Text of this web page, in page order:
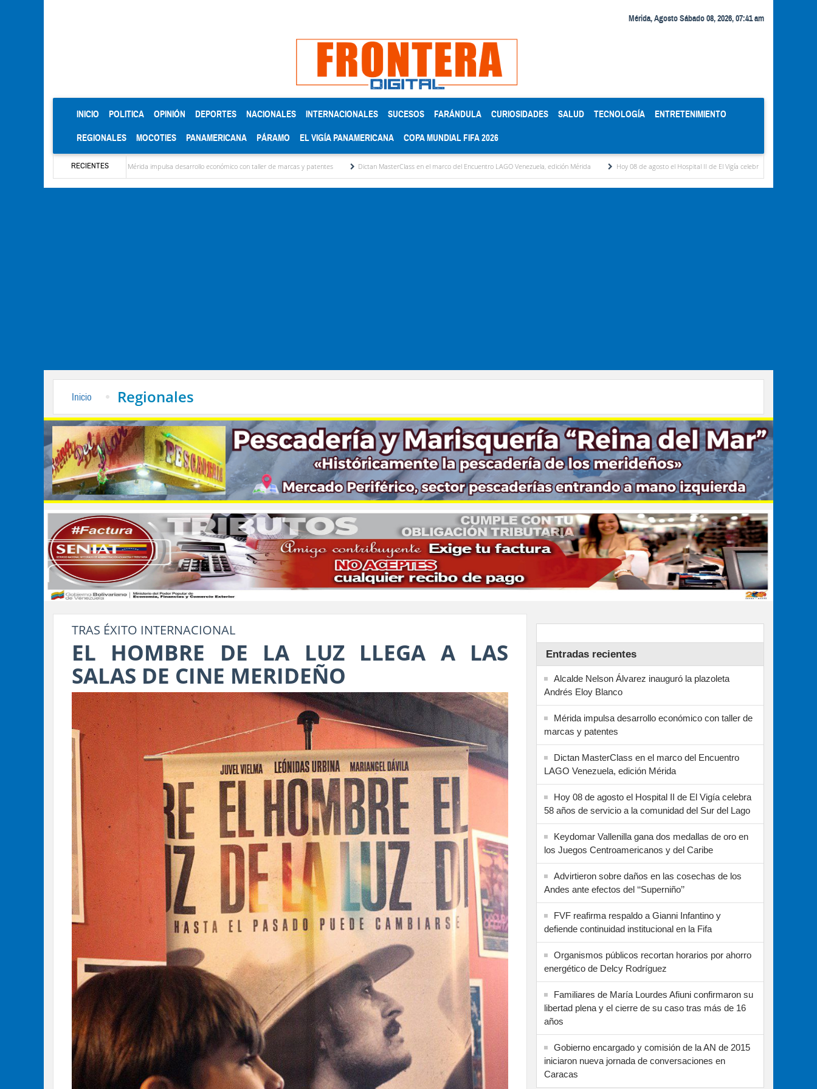
Mérida, Agosto Sábado 08, 2026, 07:41 am
INICIO (CURRENT)
POLITICA OPINIÓN DEPORTES NACIONALES INTERNACIONALES SUCESOS FARÁNDULA CURIOSIDADES SALUD TECNOLOGÍA ENTRETENIMIENTO
REGIONALES MOCOTIES PANAMERICANA PÁRAMO EL VIGÍA PANAMERICANA COPA MUNDIAL FIFA 2026
RECIENTES
Mérida impulsa desarrollo económico con taller de marcas y patentes Dictan MasterClass en el marco del Encuentro LAGO Venezuela, edición Mérida Hoy 08 de agosto el Hospital II de El Vigía celebra 58 años de servicio a la comunidad
Inicio Regionales
TRAS ÉXITO INTERNACIONAL
EL HOMBRE DE LA LUZ LLEGA A LAS
SALAS DE CINE MERIDEÑO
Entradas recientes
Alcalde Nelson Álvarez inauguró la plazoleta
Andrés Eloy Blanco
Mérida impulsa desarrollo económico con taller de
marcas y patentes
Dictan MasterClass en el marco del Encuentro
LAGO Venezuela, edición Mérida
Hoy 08 de agosto el Hospital II de El Vigía celebra
58 años de servicio a la comunidad del Sur del Lago
Keydomar Vallenilla gana dos medallas de oro en
los Juegos Centroamericanos y del Caribe
Advirtieron sobre daños en las cosechas de los
Andes ante efectos del ‘‘Superniño’’
FVF reafirma respaldo a Gianni Infantino y
defiende continuidad institucional en la Fifa
Organismos públicos recortan horarios por ahorro
energético de Delcy Rodríguez
Familiares de María Lourdes Afiuni confirmaron su
libertad plena y el cierre de su caso tras más de 16
años
Gobierno encargado y comisión de la AN de 2015
iniciaron nueva jornada de conversaciones en
Caracas